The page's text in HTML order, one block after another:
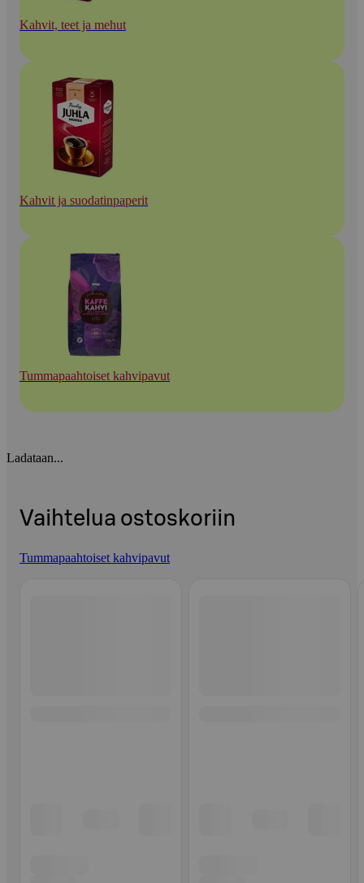
Kahvit, teet ja mehut
Kahvit ja suodatinpaperit
Tummapaahtoiset kahvipavut
Ladataan...
Vaihtelua ostoskoriin
Tummapaahtoiset kahvipavut